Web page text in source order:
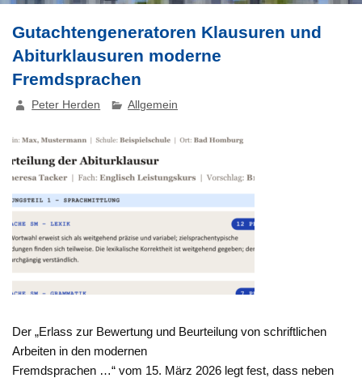
Gutachtengeneratoren Klausuren und
Abiturklausuren moderne
Fremdsprachen
Peter Herden Allgemein
Der „Erlass zur Bewertung und Beurteilung von schriftlichen
Arbeiten in den modernen
Fremdsprachen …“ vom 15. März 2026 legt fest, dass neben